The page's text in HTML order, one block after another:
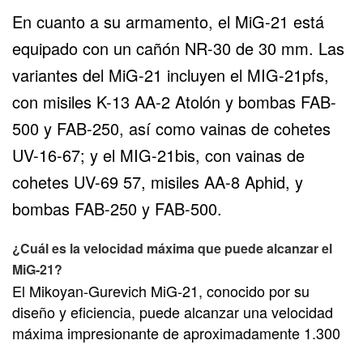
En cuanto a su armamento, el MiG-21 está
equipado con un cañón NR-30 de 30 mm. Las
variantes del MiG-21 incluyen el MIG-21pfs,
con misiles K-13 AA-2 Atolón y bombas FAB-
500 y FAB-250, así como vainas de cohetes
UV-16-67; y el MIG-21bis, con vainas de
cohetes UV-69 57, misiles AA-8 Aphid, y
bombas FAB-250 y FAB-500.
¿Cuál es la velocidad máxima que puede alcanzar el
MiG-21?
El Mikoyan-Gurevich MiG-21, conocido por su
diseño y eficiencia, puede alcanzar una velocidad
máxima impresionante de aproximadamente 1.300